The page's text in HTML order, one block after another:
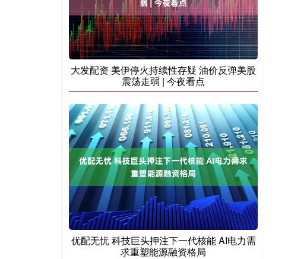
大发配资 美伊停火持续性存疑 油价反弹美股
震荡走弱 | 今夜看点
优配无忧 科技巨头押注下一代核能 AI电力需
求重塑能源融资格局